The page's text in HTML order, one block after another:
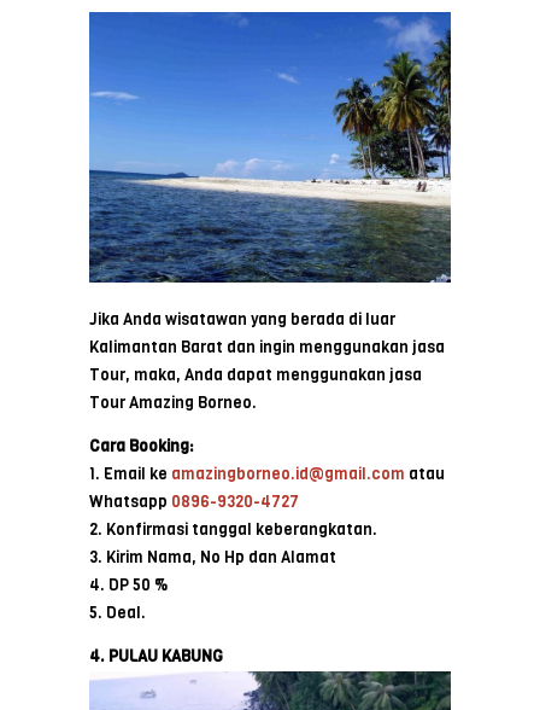
Jika Anda wisatawan yang berada di luar
Kalimantan Barat dan ingin menggunakan jasa
Tour, maka, Anda dapat menggunakan jasa
Tour Amazing Borneo.
Cara Booking:
1. Email ke amazingborneo.id@gmail.com atau
Whatsapp 0896-9320-4727
2. Konfirmasi tanggal keberangkatan.
3. Kirim Nama, No Hp dan Alamat
4. DP 50 %
5. Deal.
4. PULAU KABUNG